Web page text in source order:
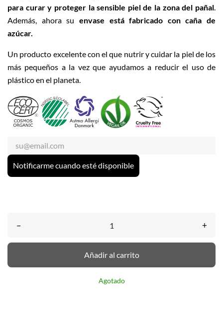
para curar y proteger la sensible piel de la zona del pañal.
Además, ahora su envase está fabricado con caña de
azúcar.
Un producto excelente con el que nutrir y cuidar la piel de los
más pequeños a la vez que ayudamos a reducir el uso de
plástico en el planeta.
Notificarme cuando esté disponible
– +
Añadir al carrito
Agotado